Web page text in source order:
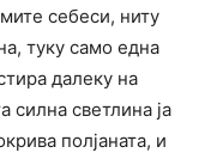
себеси, ниту
туку само една
далеку на
силна светлина ја
полјаната, и